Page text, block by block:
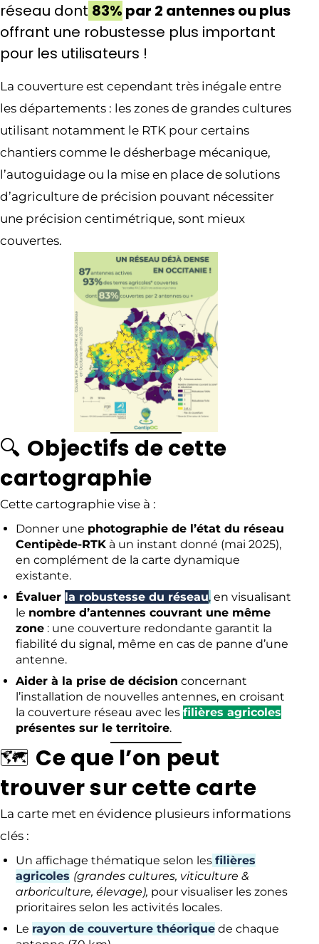
réseau dont 83% par 2 antennes ou plus
offrant une robustesse plus important
pour les utilisateurs !
La couverture est cependant très inégale entre
les départements : les zones de grandes cultures
utilisant notamment le RTK pour certains
chantiers comme le désherbage mécanique,
l’autoguidage ou la mise en place de solutions
d’agriculture de précision pouvant nécessiter
une précision centimétrique, sont mieux
couvertes.
🔍 Objectifs de cette
cartographie
Cette cartographie vise à :
Donner une photographie de l’état du réseau
Centipède-RTK à un instant donné (mai 2025),
en complément de la carte dynamique
existante.
Évaluer la robustesse du réseau, en visualisant
le nombre d’antennes couvrant une même
zone : une couverture redondante garantit la
fiabilité du signal, même en cas de panne d’une
antenne.
Aider à la prise de décision concernant
l’installation de nouvelles antennes, en croisant
la couverture réseau avec les filières agricoles
présentes sur le territoire.
🗺️ Ce que l’on peut
trouver sur cette carte
La carte met en évidence plusieurs informations
clés :
Un affichage thématique selon les filières
agricoles (grandes cultures, viticulture &
arboriculture, élevage), pour visualiser les zones
prioritaires selon les activités locales.
Le rayon de couverture théorique de chaque